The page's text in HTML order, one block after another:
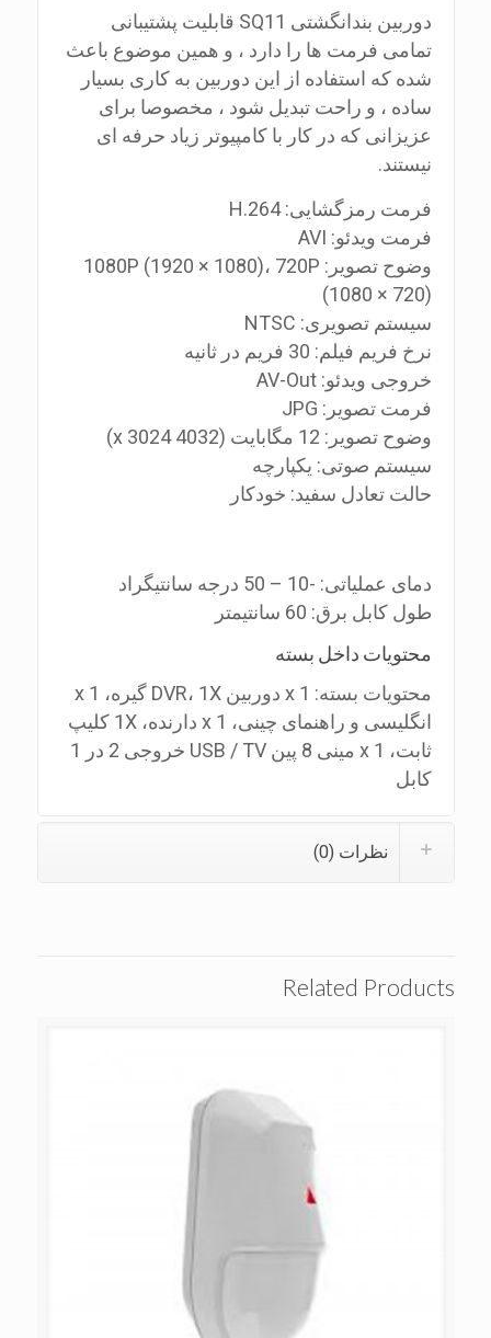
دوربین بندانگشتی SQ11 قابلیت پشتیبانی
تمامی فرمت ها را دارد ، و همین موضوع باعث
شده که استفاده از این دوربین به کاری بسیار
ساده ، و راحت تبدیل شود ، مخصوصا برای
عزیزانی که در کار با کامپیوتر زیاد حرفه ای
نیستند.
فرمت رمزگشایی: H.264
فرمت ویدئو: AVI
وضوح تصویر: 1080P (1920 × 1080)، 720P
(1080 × 720)
سیستم تصویری: NTSC
نرخ فریم فیلم: 30 فریم در ثانیه
خروجی ویدئو: AV-Out
فرمت تصویر: JPG
وضوح تصویر: 12 مگابایت (4032 x 3024)
سیستم صوتی: یکپارچه
حالت تعادل سفید: خودکار
دمای عملیاتی: -10 – 50 درجه سانتیگراد
طول کابل برق: 60 سانتیمتر
محتویات داخل بسته
محتویات بسته: 1 x دوربین DVR، 1X گیره، 1 x
انگلیسی و راهنمای چینی، 1 x دارنده، 1X کلیپ
ثابت، 1 x مینی 8 پین USB / TV خروجی 2 در 1
کابل
نظرات (0)
Related Products